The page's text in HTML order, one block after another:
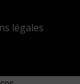
légales